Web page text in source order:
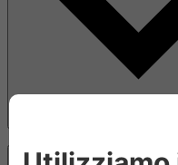
Dove posso chiedere